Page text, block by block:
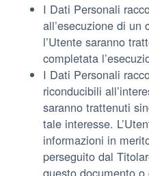
I Dati Personali
all’esecuzione di
l’Utente saranno
completata
I Dati Personali
riconducibili
saranno trattenuti
tale interesse.
informazioni in
perseguito dal
questo documento